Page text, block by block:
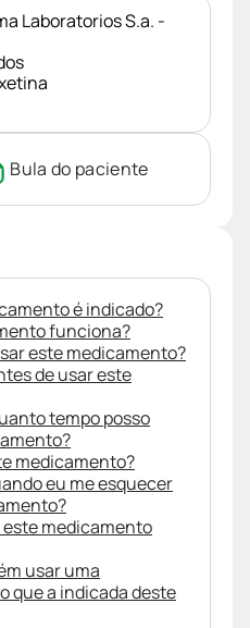
Laboratorios S.a. -
Bula do paciente
é indicado?
funciona?
este medicamento?
de usar este
tempo posso
medicamento?
eu me esquecer
este medicamento
usar uma
que a indicada deste